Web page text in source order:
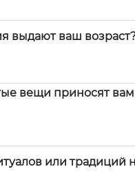
ваш возраст?
вещи приносят вам
или традиций